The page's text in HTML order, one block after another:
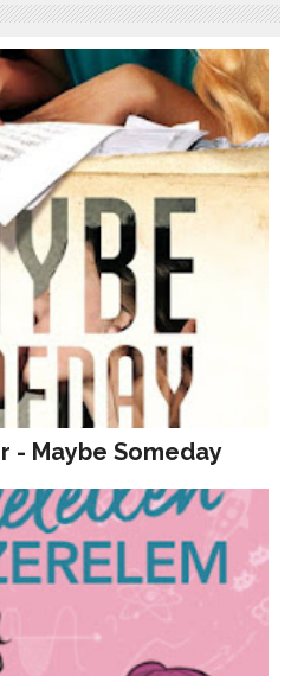
- Maybe Someday